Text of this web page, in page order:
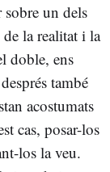
un dels
de la realitat i la
doble, ens
també
acostumats
cas, posar-los
los la veu.